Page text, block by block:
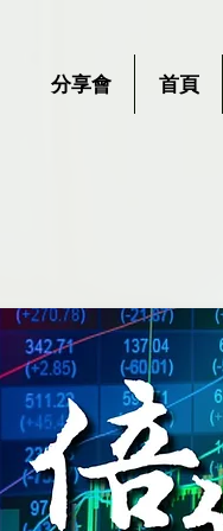
分享會 首頁